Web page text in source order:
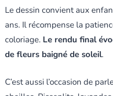
Le dessin convient aux
ans. Il récompense la
coloriage. Le rendu final
de fleurs baigné de soleil.
C’est aussi l’occasion de